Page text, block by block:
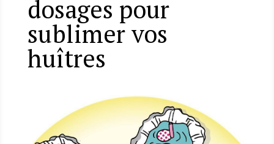
dosages pour
sublimer vos
huîtres